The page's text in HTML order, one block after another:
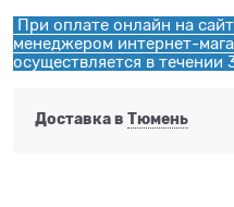
При оплате онлайн на
менеджером интернет-
осуществляется в течении
Доставка в Тюмень